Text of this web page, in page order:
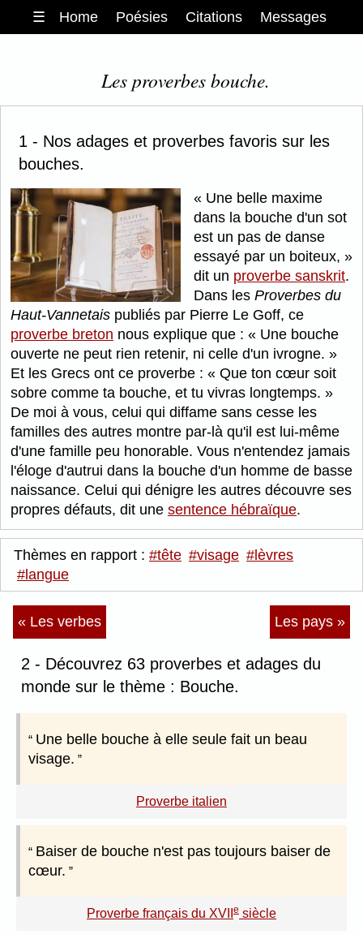
☰ Home Poésies Citations Messages
Les proverbes bouche.
1 - Nos adages et proverbes favoris sur les
bouches.
Une belle maxime
dans la bouche d'un sot
est un pas de danse
essayé par un boiteux,
dit un proverbe sanskrit.
Dans les Proverbes du
Haut-Vannetais publiés par Pierre Le Goff, ce
proverbe breton nous explique que :
Une bouche
ouverte ne peut rien retenir, ni celle d'un ivrogne.
Et les Grecs ont ce proverbe :
Que ton cœur soit
sobre comme ta bouche, et tu vivras longtemps.
De moi à vous, celui qui diffame sans cesse les
familles des autres montre par-là qu'il est lui-même
d'une famille peu honorable. Vous n'entendez jamais
l'éloge d'autrui dans la bouche d'un homme de basse
naissance. Celui qui dénigre les autres découvre ses
propres défauts, dit une sentence hébraïque.
Thèmes en rapport : #tête #visage #lèvres
#langue
« Les verbes Les pays »
2 - Découvrez 63 proverbes et adages du
monde sur le thème : Bouche.
Une belle bouche à elle seule fait un beau
visage.
Proverbe italien
Baiser de bouche n'est pas toujours baiser de
cœur.
Proverbe français du XVII e siècle